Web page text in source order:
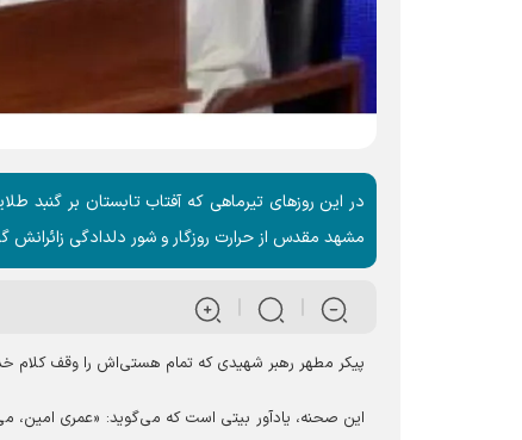
در این روزهای تیرماهی که آفتاب تابستان بر
مشهد مقدس از حرارت روزگار و شور دلدادگی
پیکر مطهر رهبر شهیدی که تمام هستی‌اش را وقف کلام
این صحنه، یادآور بیتی است که می‌گوید: «‏عمری امین،